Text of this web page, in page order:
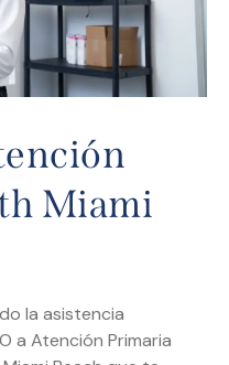
Miami
la asistencia
a Atención Primaria